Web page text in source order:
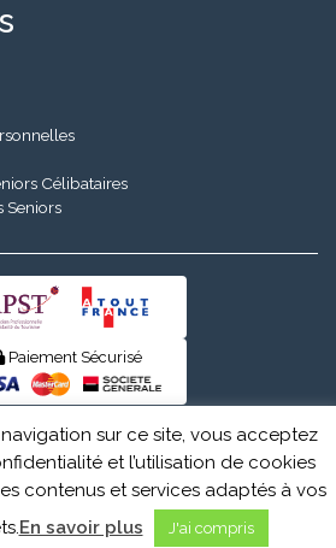
Célibataires
Seniors
Paiement Sécurisé
sur ce site, vous acceptez
et l’utilisation de cookies
contenus et services adaptés à vos
En savoir plus J'ai compris